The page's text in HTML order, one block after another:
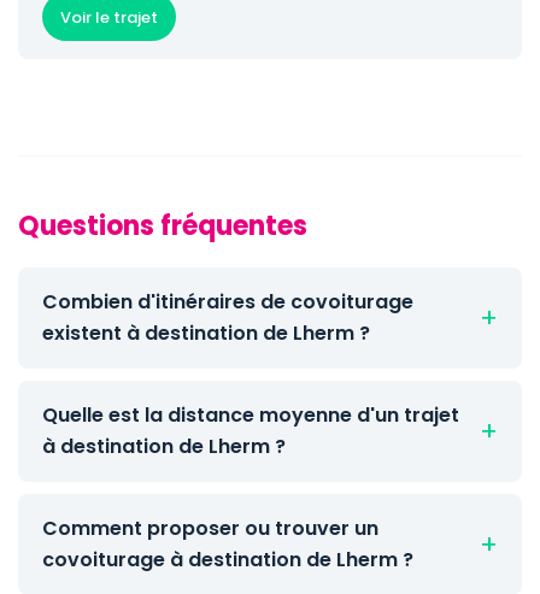
Voir le trajet
Questions fréquentes
Combien d'itinéraires de covoiturage
existent à destination de Lherm ?
Quelle est la distance moyenne d'un trajet
à destination de Lherm ?
Comment proposer ou trouver un
covoiturage à destination de Lherm ?